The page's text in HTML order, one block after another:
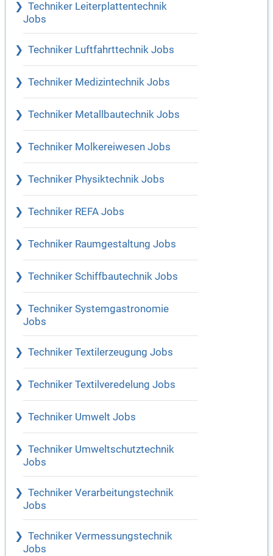
Techniker Leiterplattentechnik
Jobs
Techniker Luftfahrttechnik Jobs
Techniker Medizintechnik Jobs
Techniker Metallbautechnik Jobs
Techniker Molkereiwesen Jobs
Techniker Physiktechnik Jobs
Techniker REFA Jobs
Techniker Raumgestaltung Jobs
Techniker Schiffbautechnik Jobs
Techniker Systemgastronomie
Jobs
Techniker Textilerzeugung Jobs
Techniker Textilveredelung Jobs
Techniker Umwelt Jobs
Techniker Umweltschutztechnik
Jobs
Techniker Verarbeitungstechnik
Jobs
Techniker Vermessungstechnik
Jobs